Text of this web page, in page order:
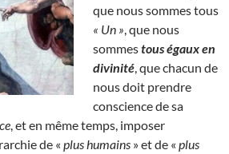
que nous sommes tous
« Un » , que nous
sommestous égaux en
divinité , que chacun de
nous doit prendre
conscience de sa
, et en même temps, imposer
de « plus humains » et de « plus